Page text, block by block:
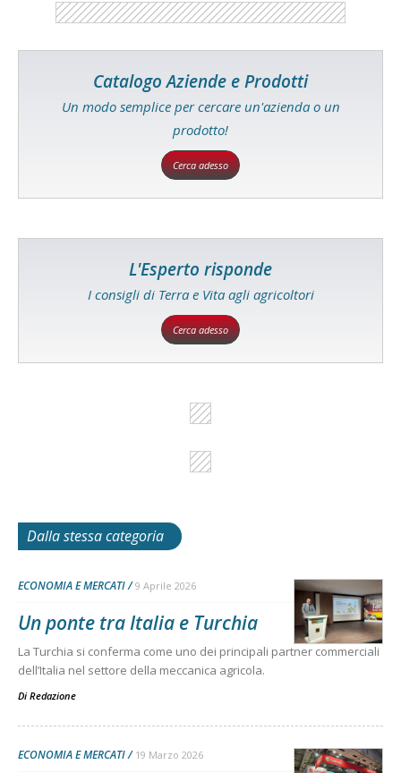
Catalogo Aziende e Prodotti
Un modo semplice per cercare un'azienda o un
prodotto!
Cerca adesso
L'Esperto risponde
I consigli di Terra e Vita agli agricoltori
Cerca adesso
Dalla stessa categoria
ECONOMIA E MERCATI 9 Aprile 2026
Un ponte tra Italia e Turchia
La Turchia si conferma come uno dei principali partner commerciali
dell’Italia nel settore della meccanica agricola.
Di Redazione
ECONOMIA E MERCATI 19 Marzo 2026